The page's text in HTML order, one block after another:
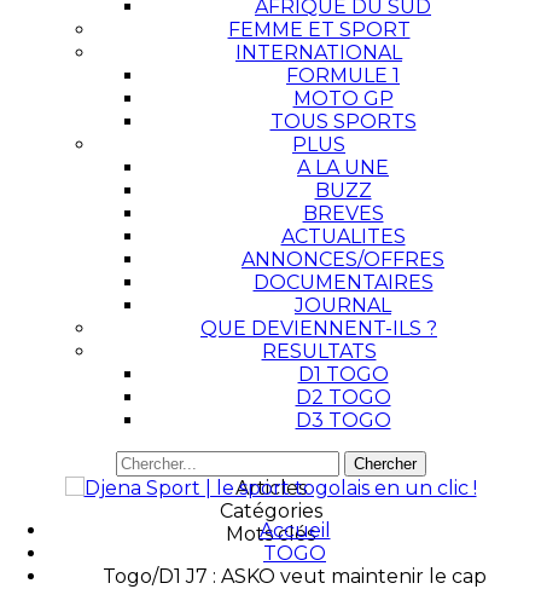
AFRIQUE DU SUD
FEMME ET SPORT
INTERNATIONAL
FORMULE 1
MOTO GP
TOUS SPORTS
PLUS
A LA UNE
BUZZ
BREVES
ACTUALITES
ANNONCES/OFFRES
DOCUMENTAIRES
JOURNAL
QUE DEVIENNENT-ILS ?
RESULTATS
D1 TOGO
D2 TOGO
D3 TOGO
Articles
Catégories
Mots clés
Accueil
TOGO
Togo/D1 J7 : ASKO veut maintenir le cap